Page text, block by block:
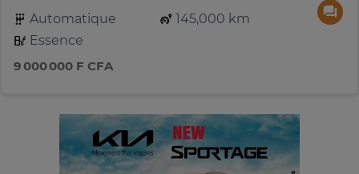
Automatique
145,000 km
Essence
9 000 000 F CFA